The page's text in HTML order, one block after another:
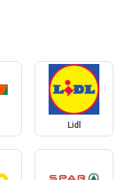
Lidl